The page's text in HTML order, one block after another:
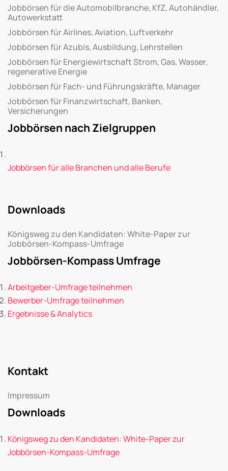
Jobbörsen für die Automobilbranche, KfZ, Autohändler,
Autowerkstatt
Jobbörsen für Airlines, Aviation, Luftverkehr
Jobbörsen für Azubis, Ausbildung, Lehrstellen
Jobbörsen für Energiewirtschaft Strom, Gas, Wasser,
regenerative Energie
Jobbörsen für Fach- und Führungskräfte, Manager
Jobbörsen für Finanzwirtschaft, Banken,
Versicherungen
Jobbörsen nach Zielgruppen
Jobbörsen für alle Branchen und alle Berufe
Downloads
Königsweg zu den Kandidaten: White-Paper zur
Jobbörsen-Kompass-Umfrage
Jobbörsen-Kompass Umfrage
Arbeitgeber-Umfrage teilnehmen
Bewerber-Umfrage teilnehmen
Ergebnisse & Analytics
Kontakt
Impressum
Downloads
Königsweg zu den Kandidaten: White-Paper zur
Jobbörsen-Kompass-Umfrage